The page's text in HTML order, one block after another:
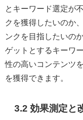
とキーワード選定が
クを獲得したいのか
ンクを目指したいの
ゲットとするキーワ
性の高いコンテンツ
を獲得できます。
3.2 効果測定と